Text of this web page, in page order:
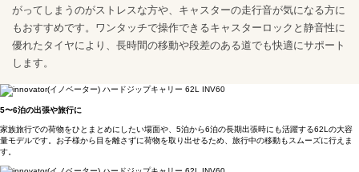
がってしまうのがストレスな方や、キャスターの走行音が気になる方に
もおすすめです。ワンタッチで操作できるキャスターロックと静音性に
優れたタイヤにより、長時間の移動や段差のある道でも快適にサポート
します。
5〜6泊の出張や旅行に
家族旅行での荷物をひとまとめにしたい場面や、5泊から6泊の長期出張時にも活躍する62Lの大容
量モデルです。お子様から目を離さずに荷物を取り出せるため、旅行中の移動もスムーズに行えま
す。